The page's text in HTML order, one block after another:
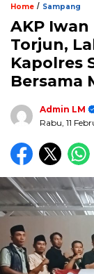
Home / Sampang
AKP
Torjun,
Kapolres
Bersama
Admin LM
Rabu, 11